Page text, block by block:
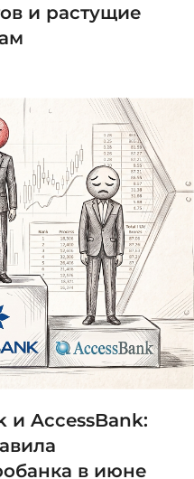
и растущие
и AccessBank:
в июне